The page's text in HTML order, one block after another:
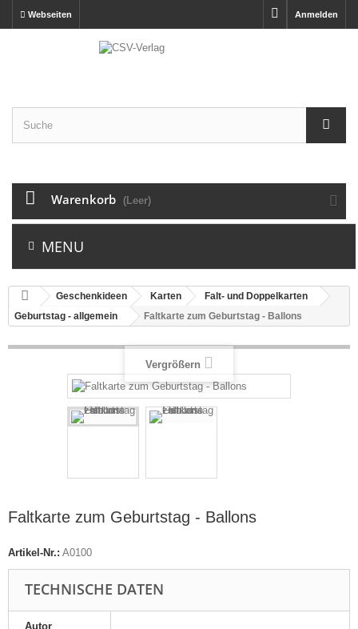
Anmelden
Webseiten
Warenkorb (Leer)
MENU
Geschenkideen Karten
Falt- und Doppelkarten
Geburtstag - allgemein
Faltkarte zum Geburtstag - Ballons
Vergrößern
Faltkarte zum Geburtstag - Ballons
Artikel-Nr.: A0100
TECHNISCHE DATEN
Autor